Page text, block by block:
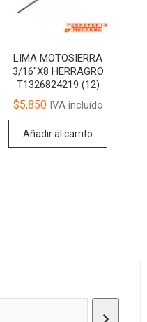
LIMA MOTOSIERRA
3/16″X8 HERRAGRO
T1326824219 (12)
$5,850IVA incluído
Añadir al carrito